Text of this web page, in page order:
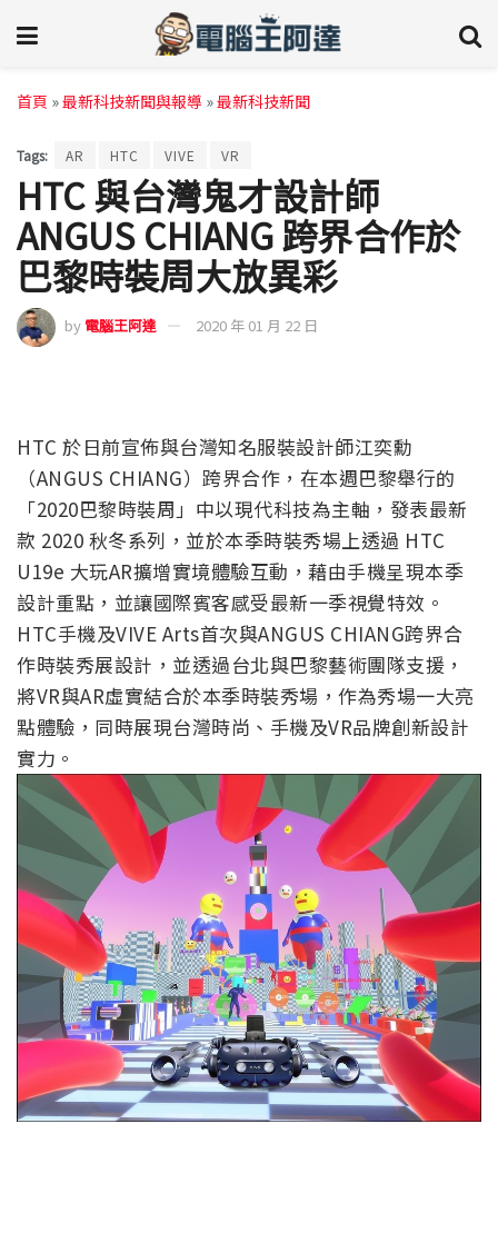
首頁 »最新科技新聞與報導 »最新科技新聞
Tags: AR HTC VIVE VR
HTC 與台灣鬼才設計師
ANGUS CHIANG 跨界合作於
巴黎時裝周大放異彩
by 電腦王阿達 2020 年 01 月 22 日
HTC 於日前宣佈與台灣知名服裝設計師江奕勳
（ANGUS CHIANG）跨界合作，在本週巴黎舉行的
「2020巴黎時裝周」中以現代科技為主軸，發表最新
款 2020 秋冬系列，並於本季時裝秀場上透過 HTC
U19e 大玩AR擴增實境體驗互動，藉由手機呈現本季
設計重點，並讓國際賓客感受最新一季視覺特效。
HTC手機及VIVE Arts首次與ANGUS CHIANG跨界合
作時裝秀展設計，並透過台北與巴黎藝術團隊支援，
將VR與AR虛實結合於本季時裝秀場，作為秀場一大亮
點體驗，同時展現台灣時尚、手機及VR品牌創新設計
實力。